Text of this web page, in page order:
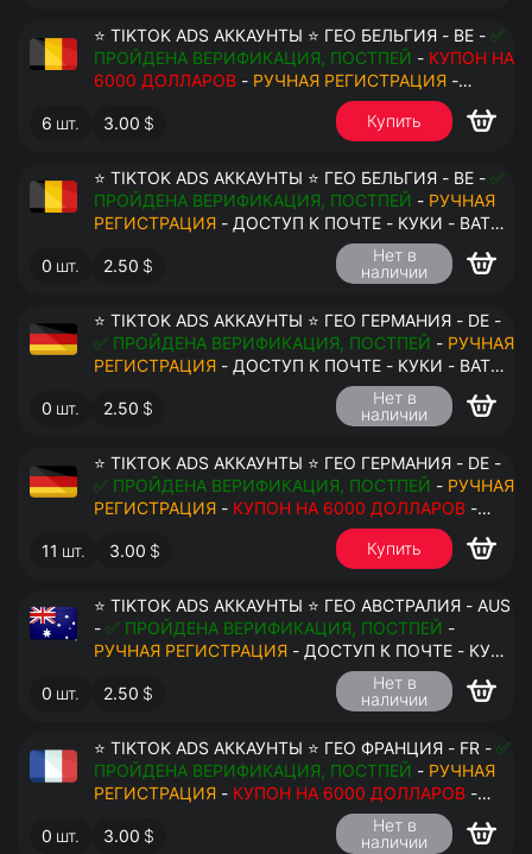
⭐ TIKTOK ADS АККАУНТЫ ⭐ ГЕО БЕЛЬГИЯ - BE - ✅
ПРОЙДЕНА ВЕРИФИКАЦИЯ, ПОСТПЕЙ - КУПОН НА
6000 ДОЛЛАРОВ - РУЧНАЯ РЕГИСТРАЦИЯ -
ДОСТУП К ПОЧТЕ - КУКИ - ВАТ ЗАПОЛНЕН -
ПЕРЕДАЧА В АНТИДЕТЕКТ
6 шт. 3.00 $ Купить
⭐ TIKTOK ADS АККАУНТЫ ⭐ ГЕО БЕЛЬГИЯ - BE - ✅
ПРОЙДЕНА ВЕРИФИКАЦИЯ, ПОСТПЕЙ - РУЧНАЯ
РЕГИСТРАЦИЯ - ДОСТУП К ПОЧТЕ - КУКИ - ВАТ
ЗАПОЛНЕН - ПЕРЕДАЧА В АНТИДЕТЕКТ
0 шт. 2.50 $
Нет в
наличии
⭐ TIKTOK ADS АККАУНТЫ ⭐ ГЕО ГЕРМАНИЯ - DE -
✅ ПРОЙДЕНА ВЕРИФИКАЦИЯ, ПОСТПЕЙ - РУЧНАЯ
РЕГИСТРАЦИЯ - ДОСТУП К ПОЧТЕ - КУКИ - ВАТ
ЗАПОЛНЕН - ПЕРЕДАЧА В АНТИДЕТЕКТ
0 шт. 2.50 $
Нет в
наличии
⭐ TIKTOK ADS АККАУНТЫ ⭐ ГЕО ГЕРМАНИЯ - DE -
✅ ПРОЙДЕНА ВЕРИФИКАЦИЯ, ПОСТПЕЙ - РУЧНАЯ
РЕГИСТРАЦИЯ - КУПОН НА 6000 ДОЛЛАРОВ -
ДОСТУП К ПОЧТЕ - КУКИ - ВАТ ЗАПОЛНЕН -
ПЕРЕДАЧА В АНТИДЕТЕКТ
11 шт. 3.00 $ Купить
⭐ TIKTOK ADS АККАУНТЫ ⭐ ГЕО АВСТРАЛИЯ - AUS
- ✅ ПРОЙДЕНА ВЕРИФИКАЦИЯ, ПОСТПЕЙ -
РУЧНАЯ РЕГИСТРАЦИЯ - ДОСТУП К ПОЧТЕ - КУКИ
- ВАТ ЗАПОЛНЕН - ПЕРЕДАЧА В АНТИДЕТЕКТ
0 шт. 2.50 $
Нет в
наличии
⭐ TIKTOK ADS АККАУНТЫ ⭐ ГЕО ФРАНЦИЯ - FR - ✅
ПРОЙДЕНА ВЕРИФИКАЦИЯ, ПОСТПЕЙ - РУЧНАЯ
РЕГИСТРАЦИЯ - КУПОН НА 6000 ДОЛЛАРОВ -
ДОСТУП К ПОЧТЕ - КУКИ - ВАТ ЗАПОЛНЕН -
ПЕРЕДАЧА В АНТИДЕТЕКТ
0 шт. 3.00 $
Нет в
наличии
$